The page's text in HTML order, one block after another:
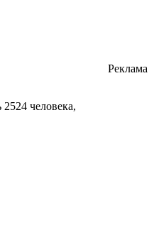
человека,
Реклама